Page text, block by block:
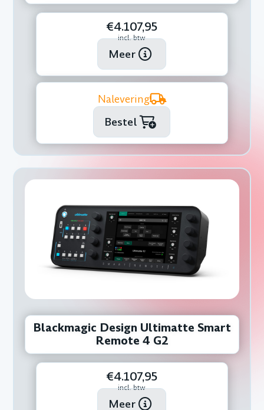
€4.107,95
incl. btw
Meer
Nalevering
Bestel
Blackmagic Design Ultimatte Smart
Remote 4 G2
€4.107,95
incl. btw
Meer